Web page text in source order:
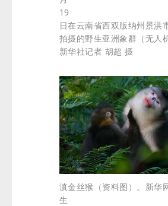
19
日在云南省西双版纳州景洪
拍摄的野生亚洲象群（无人
新华社记者 胡超 摄
滇金丝猴（资料图）。新华
生